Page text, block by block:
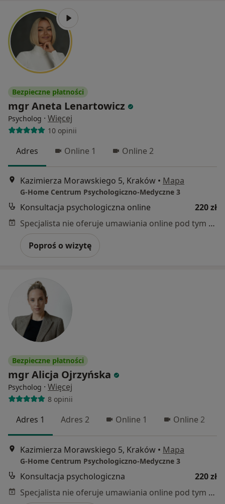
Bezpieczne płatności
mgr Aneta Lenartowicz
Psycholog · Więcej
10 opinii
Adres Online 1 Online 2
Kazimierza Morawskiego 5, Kraków • Mapa
G-Home Centrum Psychologiczno-Medyczne 3
Konsultacja psychologiczna online
220 zł
Specjalista nie oferuje umawiania online pod tym adresem.
Poproś o wizytę
Bezpieczne płatności
mgr Alicja Ojrzyńska
Psycholog · Więcej
8 opinii
Adres 1 Adres 2 Online 1 Online 2
Kazimierza Morawskiego 5, Kraków • Mapa
G-Home Centrum Psychologiczno-Medyczne 3
Konsultacja psychologiczna
220 zł
Specjalista nie oferuje umawiania online pod tym adresem.